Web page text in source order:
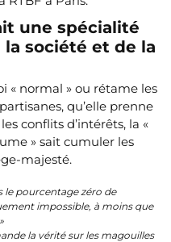
une spécialité
société et de la
« normal » ou rétame les
qu’elle prenne
conflits d’intérêts, la «
» sait cumuler les
majesté.
le pourcentage zéro de
impossible, à moins que
la vérité sur les magouilles